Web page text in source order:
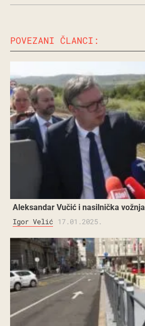
POVEZANI ČLANCI:
Aleksandar Vučić i nasilnička vožnja
Igor Velić 17.01.2025.